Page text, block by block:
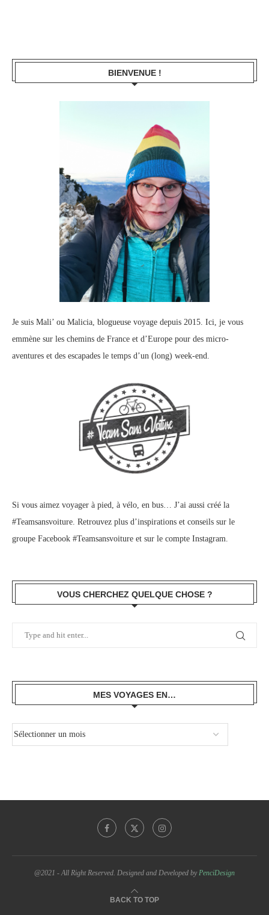
BIENVENUE !
Je suis Mali’ ou Malicia, blogueuse voyage depuis 2015. Ici, je vous
emmène sur les chemins de France et d’Europe pour des micro-
aventures et des escapades le temps d’un (long) week-end.
Si vous aimez voyager à pied, à vélo, en bus… J’ai aussi créé la
#Teamsansvoiture. Retrouvez plus d’inspirations et conseils sur le
groupe Facebook #Teamsansvoiture et sur le compte Instagram
VOUS CHERCHEZ QUELQUE CHOSE ?
MES VOYAGES EN…
@2021 - All Right Reserved. Designed and Developed by PenciDesign
BACK TO TOP